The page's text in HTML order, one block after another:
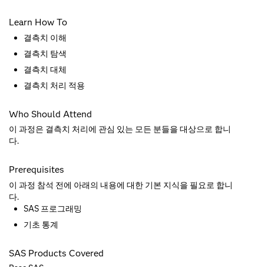
Learn How To
결측치 이해
결측치 탐색
결측치 대체
결측치 처리 적용
Who Should Attend
이 과정은 결측치 처리에 관심 있는 모든 분들을 대상으로 합니
다.
Prerequisites
이 과정 참석 전에 아래의 내용에 대한 기본 지식을 필요로 합니
다.
SAS 프로그래밍
기초 통계
SAS Products Covered